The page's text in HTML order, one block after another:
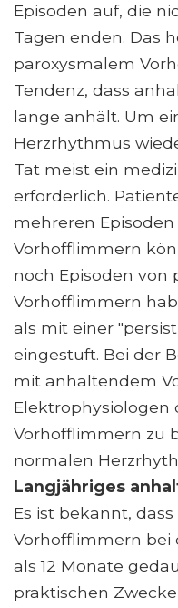
Episoden auf, die
Tagen enden. Das
paroxysmalem
Tendenz, dass
lange anhält. Um
Herzrhythmus
Tat meist ein
erforderlich.
mehreren
Vorhofflimmern
noch Episoden von
Vorhofflimmern
als mit einer
eingestuft. Bei der
mit anhaltendem
Elektrophysiologen
Vorhofflimmern zu
normalen
Langjähriges
Es ist bekannt,
Vorhofflimmern bei
als 12 Monate
praktischen